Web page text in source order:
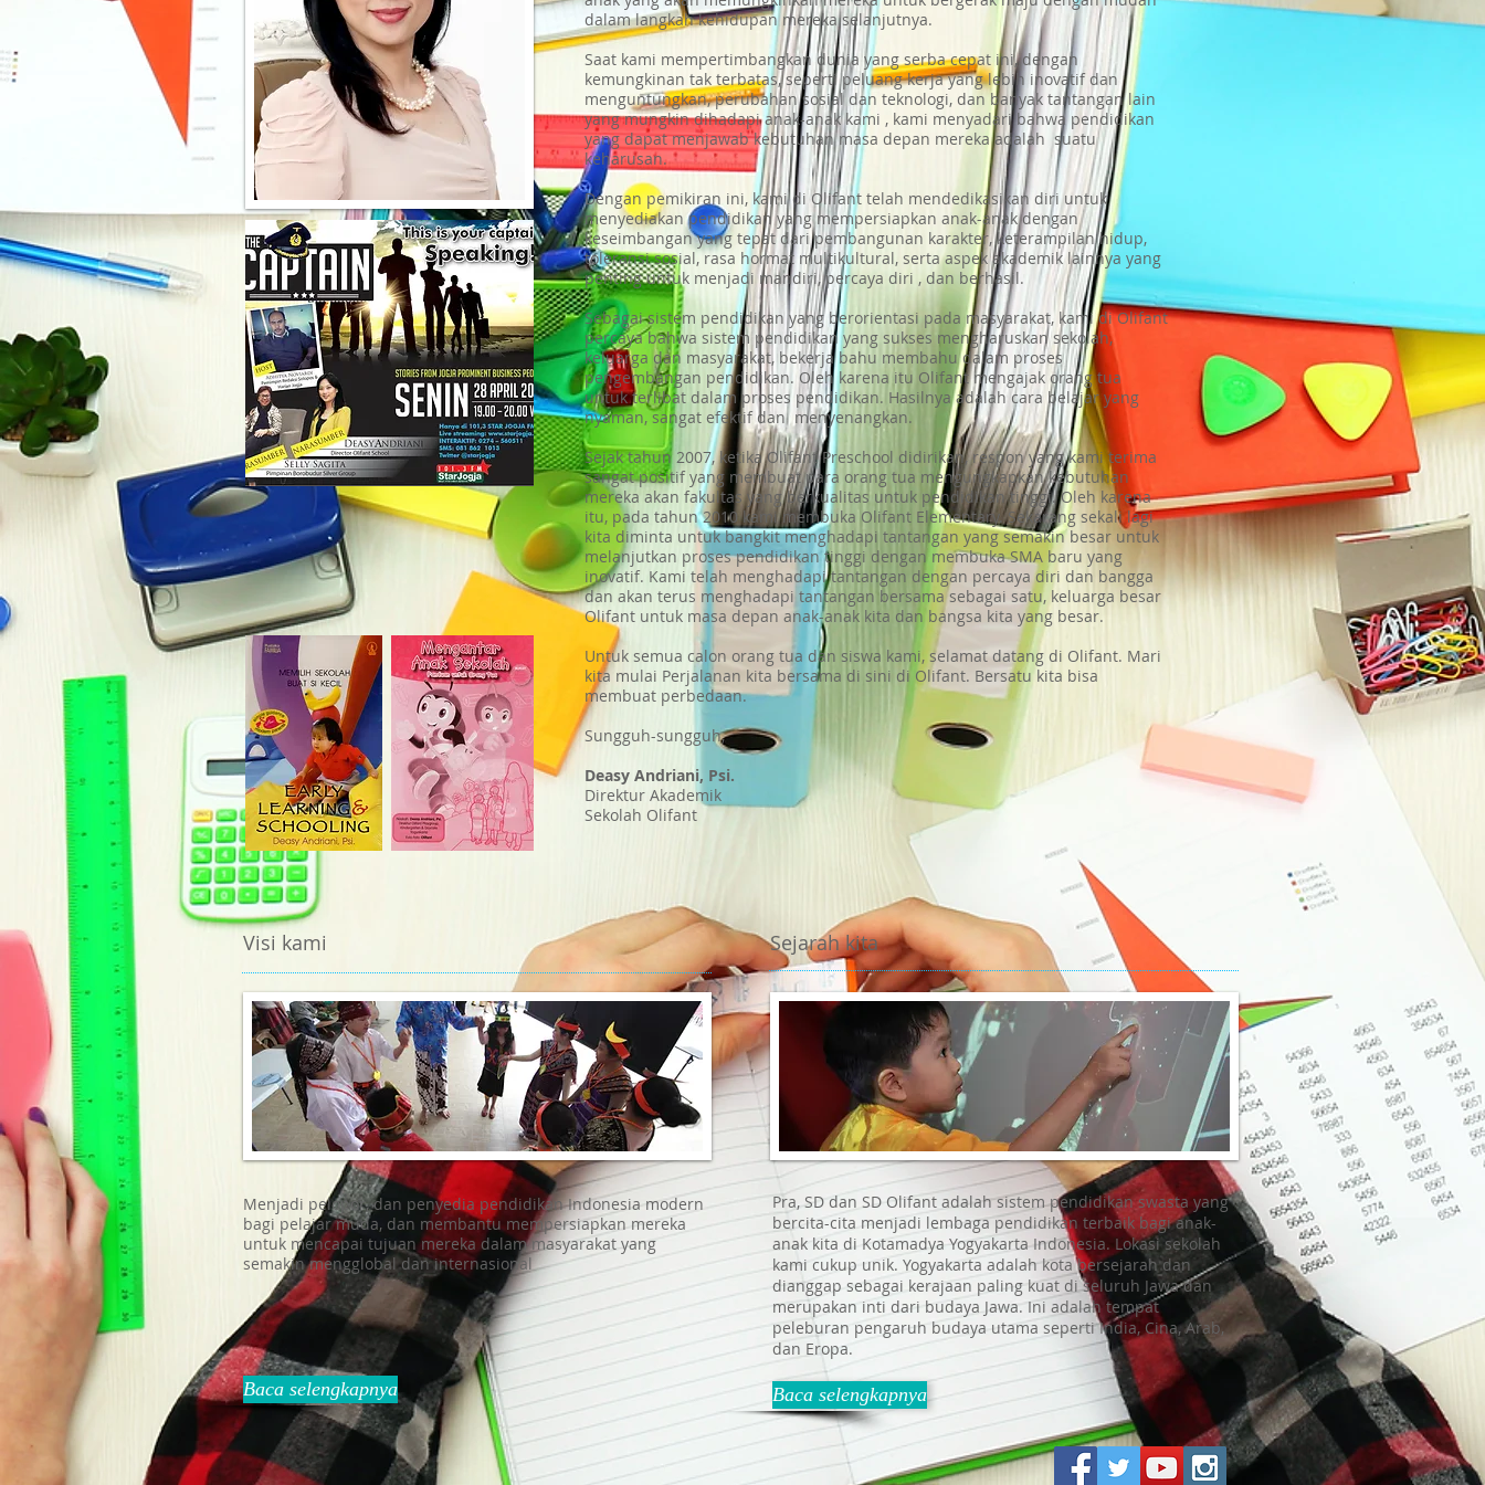
dalam langkah kehidupan mereka selanjutnya.
Saat kami mempertimbangkan dunia yang serba cepat ini, dengan
kemungkinan tak terbatas, seperti peluang kerja yang lebih inovatif dan
menguntungkan, perubahan sosial dan teknologi, dan banyak tantangan lain
yang mungkin dihadapi anak-anak kami , kami menyadari bahwa pendidikan
yang dapat menjawab kebutuhan masa depan mereka adalah suatu
keharusan.
Dengan pemikiran ini, kami di Olifant telah mendedikasikan diri untuk
menyediakan pendidikan yang mempersiapkan anak-anak dengan
keseimbangan yang tepat dari pembangunan karakter, keterampilan hidup,
toleransi sosial, rasa hormat multikultural, serta aspek akademik lainnya yang
penting untuk menjadi mandiri, percaya diri , dan berhasil.
Sebagai sistem pendidikan yang berorientasi pada masyarakat, kami di Olifant
percaya bahwa sistem pendidikan yang sukses mengharuskan sekolah,
keluarga dan masyarakat, bekerja bahu membahu dalam proses
pengembangan pendidikan. Oleh karena itu Olifant mengajak orang tua
untuk terlibat dalam proses pendidikan. Hasilnya adalah cara belajar yang
nyaman, sangat efektif dan menyenangkan.
Sejak tahun 2007, ketika Olifant Preschool didirikan, respon yang kami terima
sangat positif yang membuat para orang tua mengungkapkan kebutuhan
mereka akan fakultas yang berkualitas untuk pendidikan tinggi. Oleh karena
itu, pada tahun 2010 kami membuka Olifant Elementary. Sekarang sekali lagi
kita diminta untuk bangkit menghadapi tantangan yang semakin besar untuk
melanjutkan proses pendidikan tinggi dengan membuka SMA baru yang
inovatif. Kami telah menghadapi tantangan dengan percaya diri dan bangga
dan akan terus menghadapi tantangan bersama sebagai satu, keluarga besar
Olifant untuk masa depan anak-anak kita dan bangsa kita yang besar.
Untuk semua calon orang tua dan siswa kami, selamat datang di Olifant. Mari
kita mulai Perjalanan kita bersama di sini di Olifant. Bersatu kita bisa
membuat perbedaan.
Sungguh-sungguh,
Deasy Andriani, Psi.
Direktur Akademik
Sekolah Olifant
Visi kami
Menjadi pelopor, dan penyedia pendidikan Indonesia modern
bagi pelajar muda, dan membantu mempersiapkan mereka
untuk mencapai tujuan mereka dalam masyarakat yang
semakin mengglobal dan internasional
Baca selengkapnya
Sejarah kita
Pra, SD dan SD Olifant adalah sistem pendidikan swasta yang
bercita-cita menjadi lembaga pendidikan terbaik bagi anak-
anak kita di Kotamadya Yogyakarta Indonesia. Lokasi sekolah
kami cukup unik. Yogyakarta adalah kota bersejarah dan
dianggap sebagai kerajaan paling kuat di seluruh Jawa dan
merupakan inti dari budaya Jawa. Ini adalah tempat
peleburan pengaruh budaya utama seperti India, Cina, Arab,
dan Eropa.
Baca selengkapnya